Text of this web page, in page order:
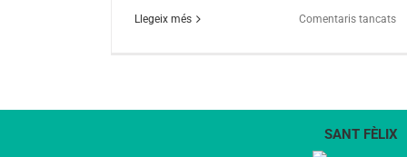
Llegeix més Comentaris tancatsa
la
SANT FÈLIX